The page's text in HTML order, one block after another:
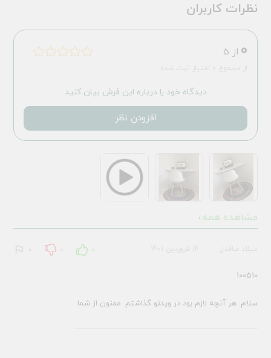
نظرات کاربران
0 از 5
دیدگاه خود را درباره این فرش بیان کنید
افزودن نظر
مشاهده همه
100510
سلام. هر آنچه لازم بود در ویدئو گذاشتم. ممنون از شما